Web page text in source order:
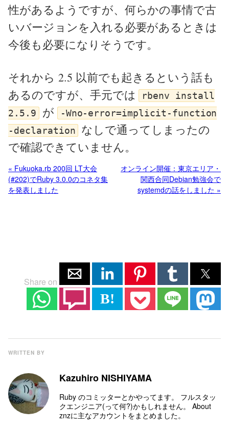
性があるようですが、何らかの事情で古
いバージョンを入れる必要があるときは
今後も必要になりそうです。
それから 2.5 以前でも起きるという話も
あるのですが、手元では rbenv install
2.5.9 が
-Wno-error=implicit-function
-declaration
なしで通ってしまったの
で確認できていません。
« Fukuoka.rb 200回 LT大会
(#202)でRuby 3.0.0のコネタ集
を発表しました
オンライン開催：東京エリア・
関西合同Debian勉強会で
systemdの話をしました »
Share on
B!
WRITTEN BY
Kazuhiro NISHIYAMA
Ruby のコミッターとかやってます。 フルスタッ
クエンジニア(って何?)かもしれません。 About
znzに主なアカウントをまとめました。